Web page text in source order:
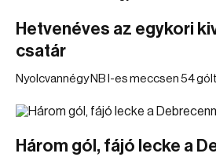
Hetvenéves az egykori
csatár
Nyolcvannégy NB I-es meccsen 54
Három gól, fájó lecke a